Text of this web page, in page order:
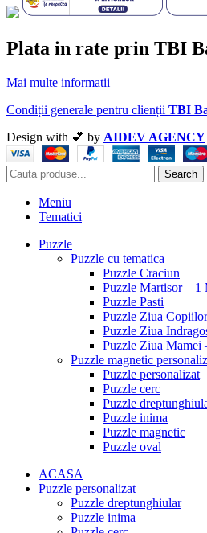
Plata in rate prin TBI
Mai multe informatii
Condiții generale pentru clienții TBI
Design with 💕 by AIDEV AGENCY
Search
Meniu
Tematici
Puzzle
Puzzle cu tematica
Puzzle Craciun
Puzzle Martisor – 1
Puzzle Pasti
Puzzle Ziua
Puzzle Ziua
Puzzle Ziua Mamei
Puzzle magnetic
Puzzle personalizat
Puzzle cerc
Puzzle
Puzzle inima
Puzzle magnetic
Puzzle oval
ACASA
Puzzle personalizat
Puzzle dreptunghiular
Puzzle inima